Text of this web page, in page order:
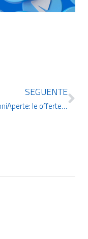
SEGUENTE
#PosizioniAperte: le offerte di lavoro più interessanti di questa settimana